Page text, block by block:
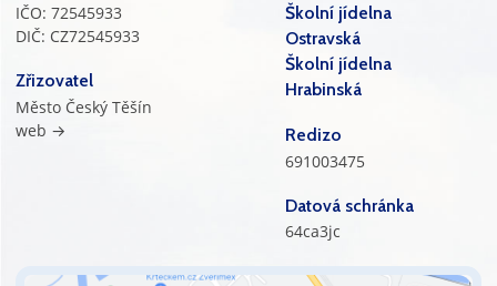
IČO: 72545933
DIČ: CZ72545933
Zřizovatel
Město Český Těšín
web →
Školní jídelna
Ostravská
Školní jídelna
Hrabinská
Redizo
691003475
Datová schránka
64ca3jc